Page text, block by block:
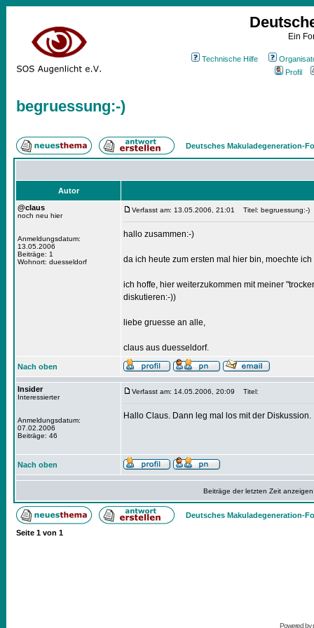
Ein
Technische Hilfe
Profil
begruessung:-)
Deutsches Makuladegeneration-
Autor
@claus
noch neu hier
Anmeldungsdatum:
13.05.2006
Beiträge: 1
Wohnort: duesseldorf
Verfasst am: 13.05.2006, 21:01 Titel: begruessung:-)
hallo zusammen:-)
da ich heute zum ersten mal hier bin, moechte
ich hoffe, hier weiterzukommen mit meiner
diskutieren:-))
liebe gruesse an alle,
claus aus duesseldorf.
Nach oben
Insider
Interessierter
Anmeldungsdatum:
07.02.2006
Beiträge: 46
Verfasst am: 14.05.2006, 20:09 Titel:
Hallo Claus. Dann leg mal los mit der Diskussion.
Nach oben
Beiträge der letzten Zeit
Deutsches Makuladegeneration-
Seite 1 von 1
Powered by